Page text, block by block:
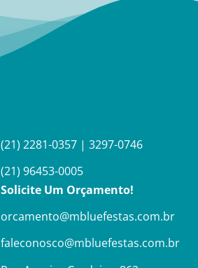
(21) 2281-0357 |3297-0746
(21) 96453-0005
Solicite Um Orçamento!
orcamento@mbluefestas.com.br
faleconosco@mbluefestas.com.br